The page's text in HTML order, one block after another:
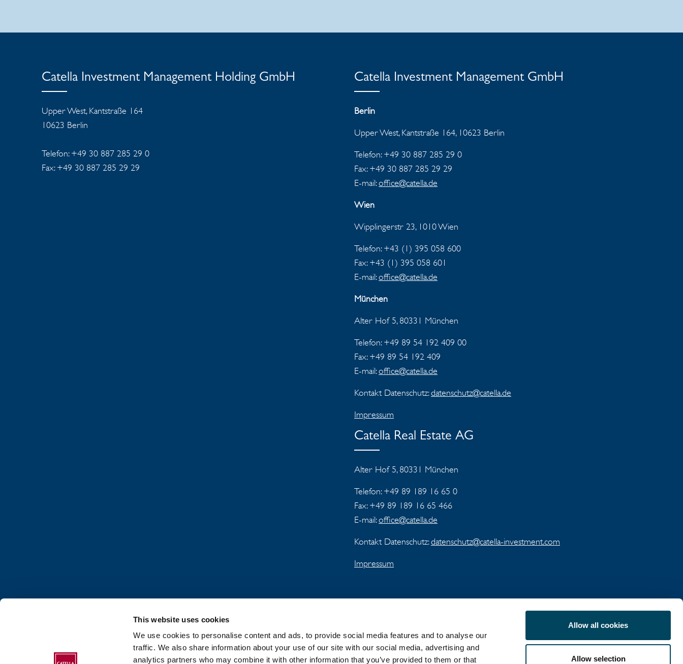
This website uses cookies
We use cookies to personalise content and ads, to provide social media features and to analyse our
traffic. We also share information about your use of our site with our social media, advertising and
analytics partners who may combine it with other information that you’ve provided to them or that
Allow all cookies
Allow selection
Catella Investment Management Holding GmbH
Upper West, Kantstraße 164
10623 Berlin
Telefon: +49 30 887 285 29 0
Fax: +49 30 887 285 29 29
Catella Investment Management GmbH
Berlin
Upper West, Kantstraße 164, 10623 Berlin
Telefon: +49 30 887 285 29 0
Fax: +49 30 887 285 29 29
E-mail:office@catella.de
Wien
Wipplingerstr 23, 1010 Wien
Telefon: +43 (1) 395 058 600
Fax:+43 (1) 395 058 601
E-mail:office@catella.de
München
Alter Hof 5, 80331 München
Telefon: +49 89 54 192 409 00
Fax:+49 89 54 192 409
E-mail:office@catella.de
Kontakt Datenschutz:datenschutz@catella.de
Impressum
Catella Real Estate AG
Alter Hof 5, 80331 München
Telefon: +49 89 189 16 65 0
Fax:+49 89 189 16 65 466
E-mail:office@catella.de
Kontakt Datenschutz:datenschutz@catella-investment.com
Impressum
ÜBER DEN CATELLA-KONZERN
NEUIGKEITEN UND PRESSEMITTEILUNGEN